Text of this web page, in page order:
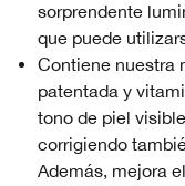
sorprendente
que puede
Contiene nuestra
patentada y
tono de piel
corrigiendo
Además, mejora